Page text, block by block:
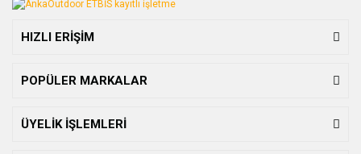
HIZLI ERİŞİM
POPÜLER MARKALAR
ÜYELİK İŞLEMLERİ